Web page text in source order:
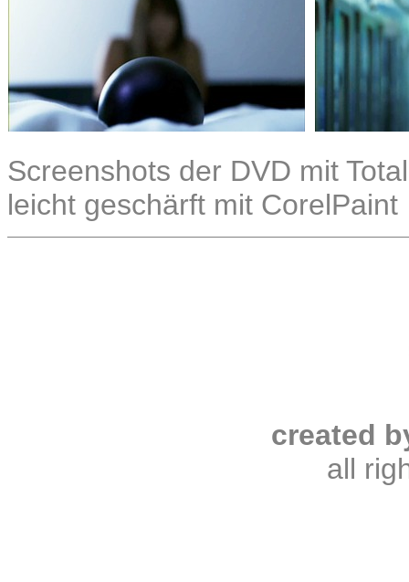
Screenshots der DVD mit
leicht geschärft mit CorelPaint
created
all